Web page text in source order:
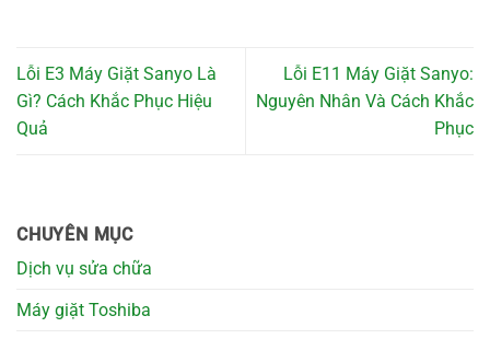
Lỗi E3 Máy Giặt Sanyo Là
Gì? Cách Khắc Phục Hiệu
Quả
Lỗi E11 Máy Giặt Sanyo:
Nguyên Nhân Và Cách Khắc
Phục
CHUYÊN MỤC
Dịch vụ sửa chữa
Máy giặt Toshiba